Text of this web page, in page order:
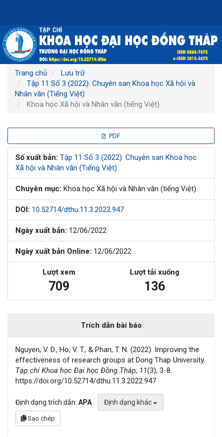
chính
Nội
dung
chính
Thanh
bên
Trang chủ
Lưu trữ
Tập 11 Số 3 (2022): Chuyên san Khoa học Xã hội và
Nhân văn (Tiếng Việt)
Khoa học Xã hội và Nhân văn (tiếng Việt)
bên
bài
viết
PDF
Số xuất bản: Tập 11 Số 3 (2022): Chuyên san Khoa học
Xã hội và Nhân văn (Tiếng Việt)
Chuyên mục: Khoa học Xã hội và Nhân văn (tiếng Việt)
DOI: 10.52714/dthu.11.3.2022.947
Ngày xuất bản: 12/06/2022
Ngày xuất bản Online: 12/06/2022
Lượt xem
709
Lượt tải xuống
136
Trích dẫn bài báo
Nguyen, V. D., Ho, V. T., & Phan, T. N. (2022). Improving the
effectiveness of research groups at Dong Thap University.
Tạp chí Khoa học Đại học Đồng Tháp, 11(3), 3-8.
https://doi.org/10.52714/dthu.11.3.2022.947
Định dạng trích dẫn: APA Định dạng khác
Sao chép